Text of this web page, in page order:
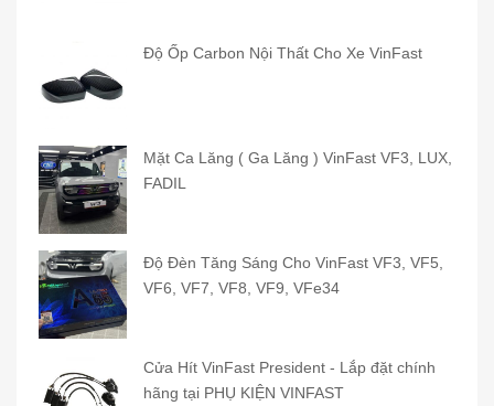
of 5
Độ Ốp Carbon Nội Thất Cho Xe VinFast
Mặt Ca Lăng ( Ga Lăng ) VinFast VF3, LUX,
FADIL
Độ Đèn Tăng Sáng Cho VinFast VF3, VF5,
VF6, VF7, VF8, VF9, VFe34
Cửa Hít VinFast President - Lắp đặt chính
hãng tại PHỤ KIỆN VINFAST